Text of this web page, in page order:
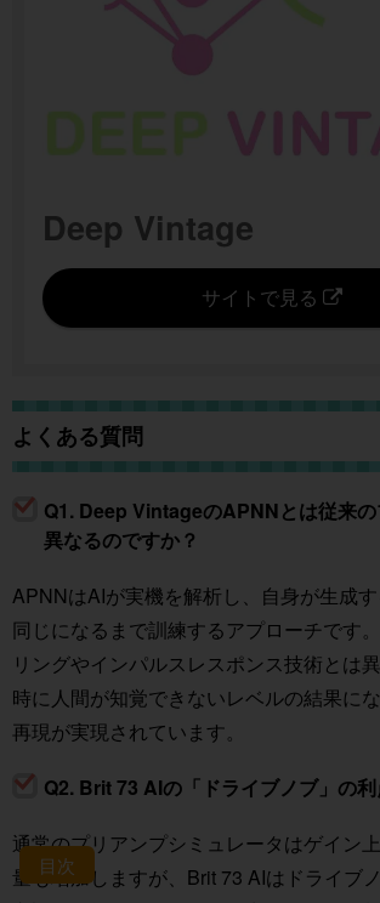
目次
Deep Vintage
サイトで見る
よくある質問
Q1. Deep VintageのAPNNとは従来
異なるのですか？
APNNはAIが実機を解析し、自身が生成
同じになるまで訓練するアプローチです
リングやインパルスレスポンス技術とは
時に人間が知覚できないレベルの結果に
再現が実現されています。
Q2. Brit 73 AIの「ドライブノブ」の
通常のプリアンプシミュレータはゲイン
量も増加しますが、Brit 73 AIはドライブ